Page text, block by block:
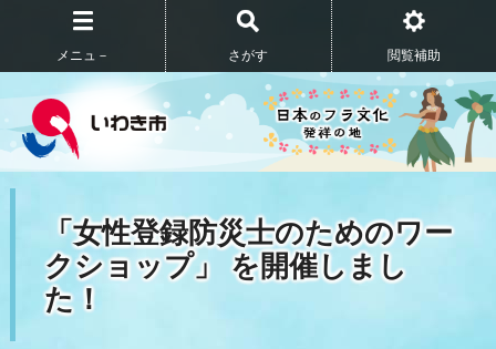
メニュ－ さがす 閲覧補助
「女性登録防災士のためのワー
クショップ」 を開催しまし
た！